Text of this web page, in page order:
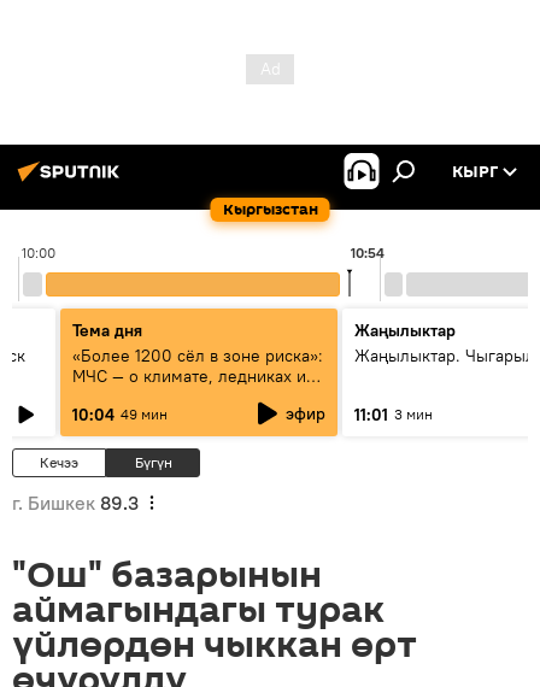
Кыргызстан
КЫРГ
10:00 10:54
Тема дня
«Более 1200 сёл в зоне риска»:
МЧС — о климате, ледниках и
населения
10:04 49 мин эфир
Жаңылыктар
Жаңылыктар.
11:01 3 мин
Кечээ Бүгүн
г. Бишкек 89.3
"Ош" базарынын
аймагындагы турак
үйлөрдөн чыккан өрт